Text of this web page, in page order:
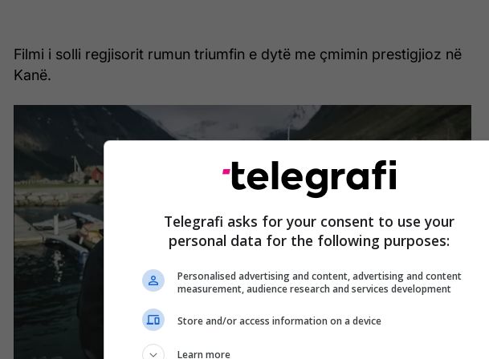
Filmi i solli regjisorit rumun triumfin e dytë me çmimin prestigjioz në
Kanë.
Telegrafi asks for your consent to use your
personal data for the following purposes:
Personalised advertising and content, advertising and content
measurement, audience research and services development
Store and/or access information on a device
Learn more